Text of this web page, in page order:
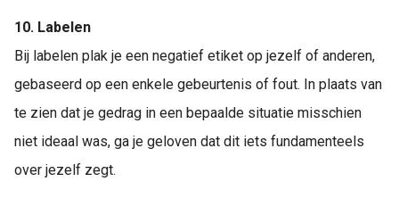
10. Labelen
Bij labelen plak je een negatief etiket op jezelf of anderen,
gebaseerd op een enkele gebeurtenis of fout. In plaats van
te zien dat je gedrag in een bepaalde situatie misschien
niet ideaal was, ga je geloven dat dit iets fundamenteels
over jezelf zegt.